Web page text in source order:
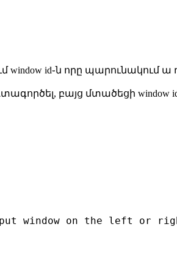
id֊ն որը պարունակում ա
բայց մտածեցի
window on the left or